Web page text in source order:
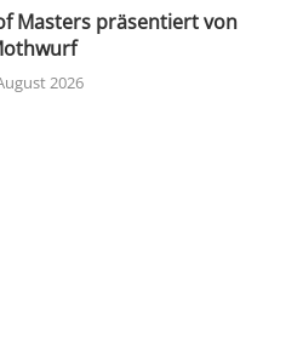
Masters präsentiert von
2026